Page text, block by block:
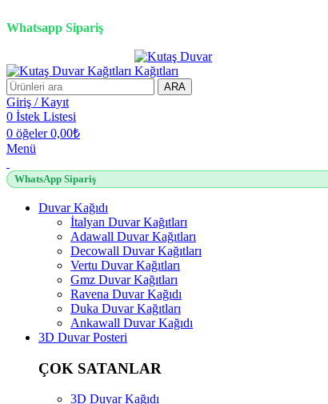
Whatsapp Sipariş
ARA
Giriş / Kayıt
0 İstek Listesi
0 öğeler 0,00₺
Menü
WhatsApp Sipariş
Duvar Kağıdı
İtalyan Duvar Kağıtları
Adawall Duvar Kağıtları
Decowall Duvar Kağıtları
Vertu Duvar Kağıtları
Gmz Duvar Kağıtları
Ravena Duvar Kağıdı
Duka Duvar Kağıtları
Ankawall Duvar Kağıdı
3D Duvar Posteri
ÇOK SATANLAR
3D Duvar Kağıdı